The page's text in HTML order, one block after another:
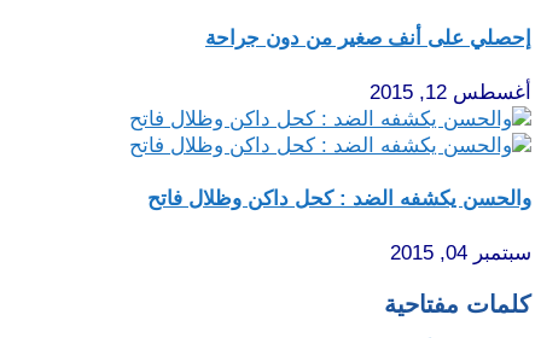
إحصلي على أنف صغير من دون جراحة
أغسطس 12, 2015
والحسن يكشفه الضد : كحل داكن وظلال فاتح
سبتمبر 04, 2015
كلمات مفتاحية